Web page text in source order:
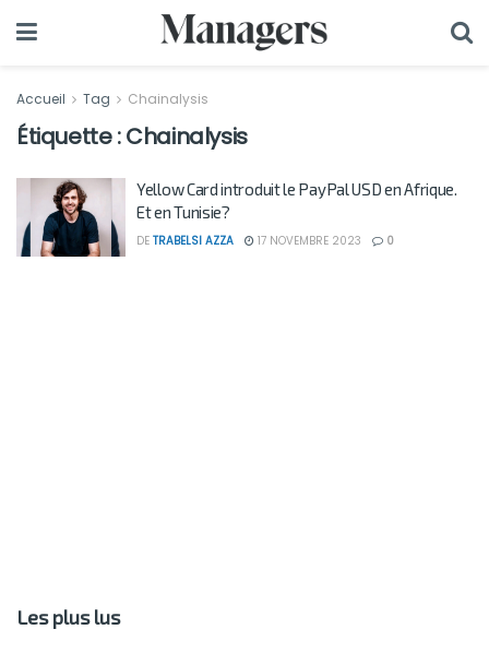
Accueil Tag Chainalysis
Étiquette :Chainalysis
Yellow Card introduit le PayPal USD en Afrique.
Et en Tunisie?
DE TRABELSI AZZA 17 NOVEMBRE 2023 0
Les plus lus